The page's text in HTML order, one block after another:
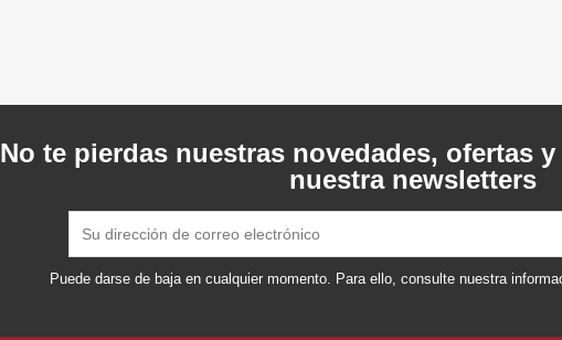
No te pierdas nuestras novedades, ofertas
nuestra newsletters
Puede darse de baja en cualquier momento. Para ello, consulte nuestra